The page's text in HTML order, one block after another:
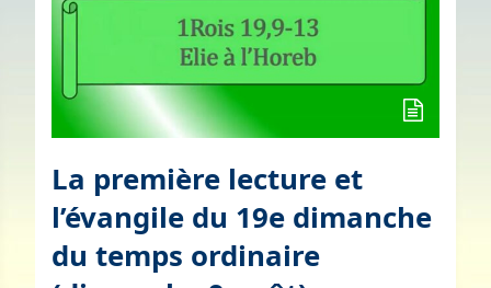
La première lecture et
l’évangile du 19e dimanche
du temps ordinaire